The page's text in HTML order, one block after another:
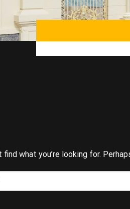
find what you’re looking for.